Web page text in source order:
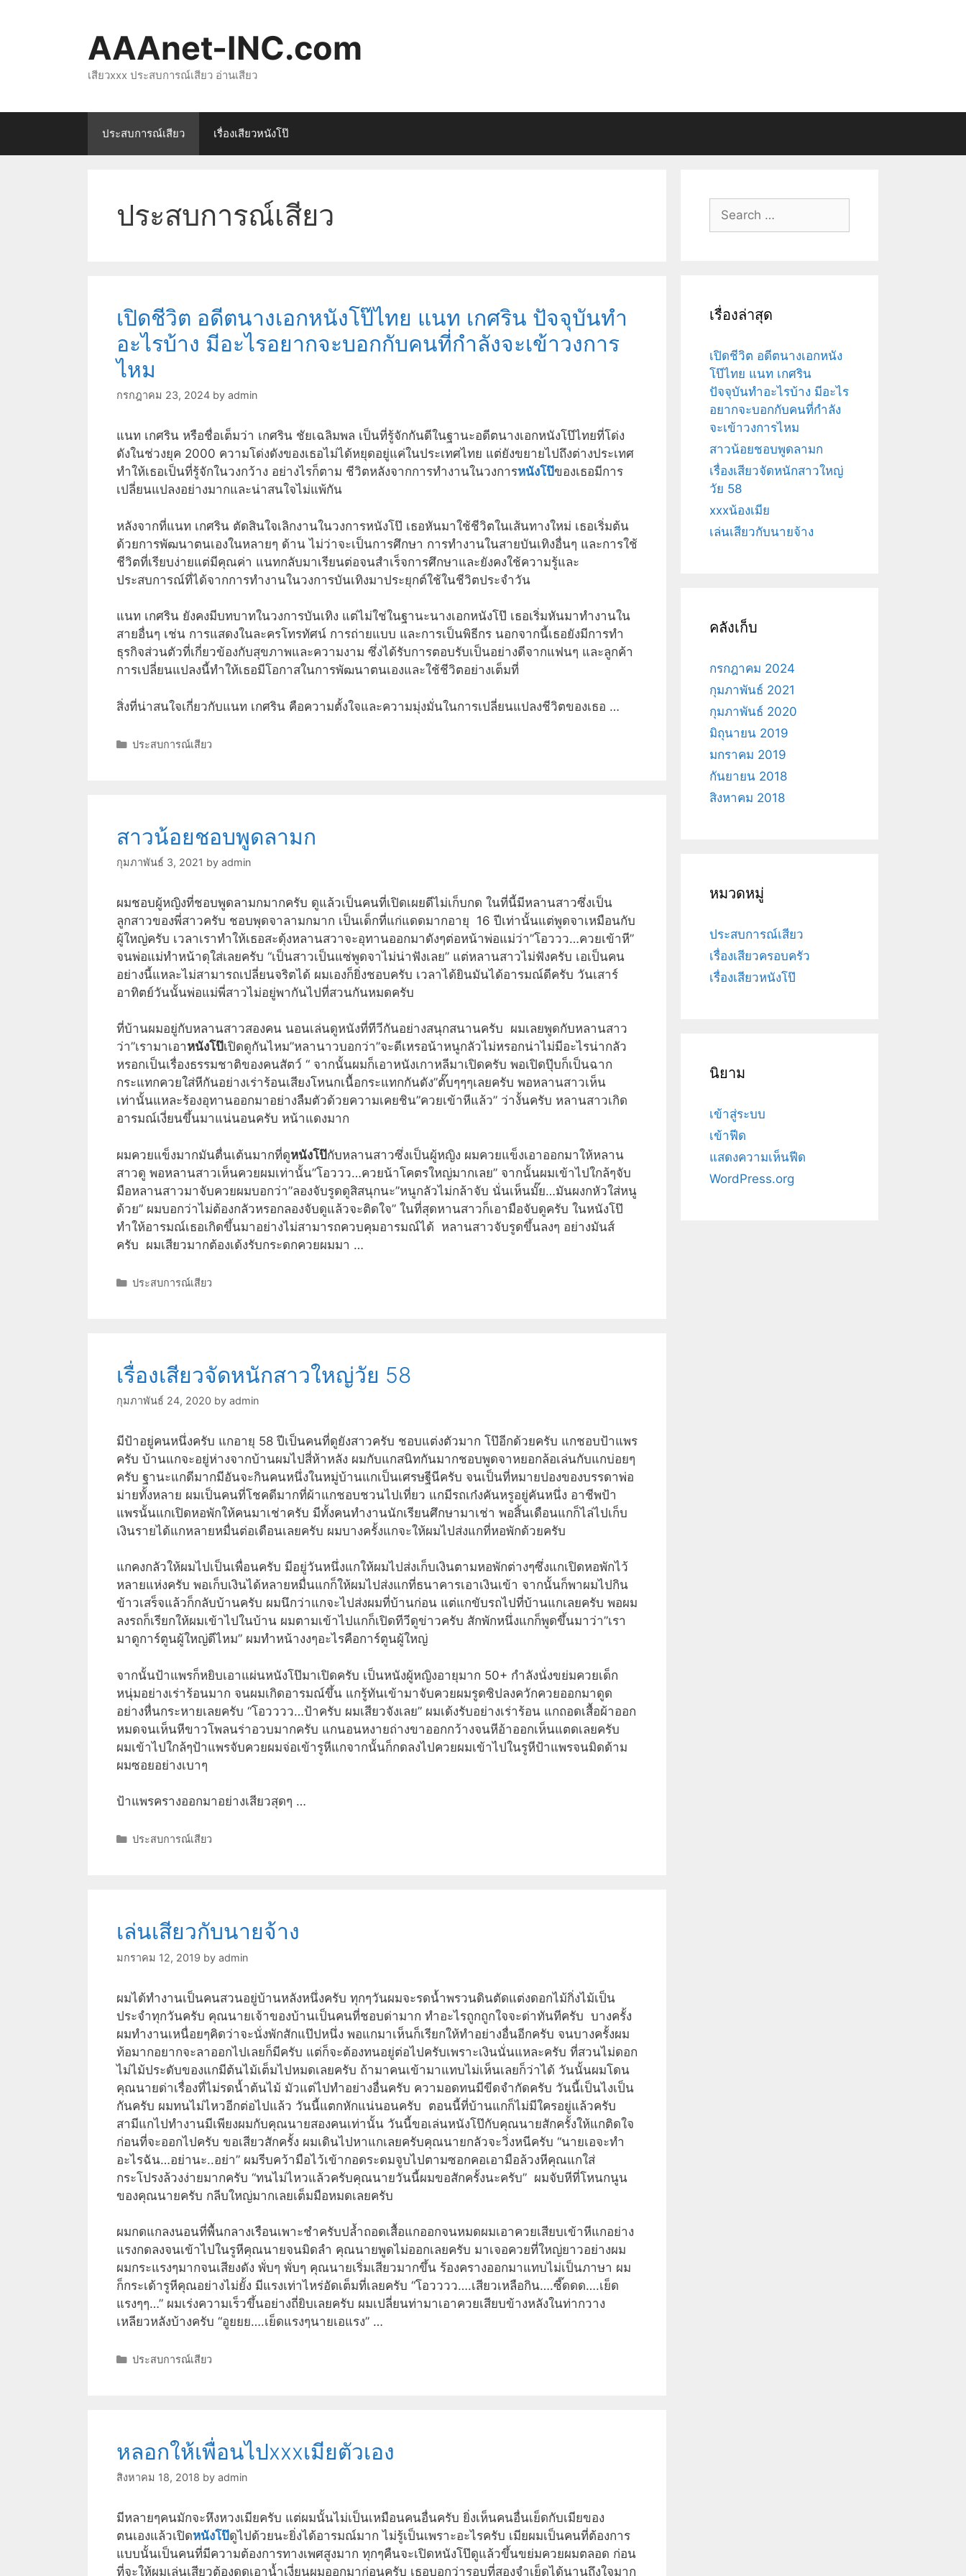
AAAnet-INC.com
เสียวxxx ประสบการณ์เสียว อ่านเสียว
ประสบการณ์เสียว เรื่องเสียวหนังโป๊
ประสบการณ์เสียว
เปิดชีวิต อดีตนางเอกหนังโป๊ไทย แนท เกศริน ปัจจุบันทำ
อะไรบ้าง มีอะไรอยากจะบอกกับคนที่กำลังจะเข้าวงการ
ไหม
กรกฎาคม 23, 2024 by admin
แนท เกศริน หรือชื่อเต็มว่า เกศริน ชัยเฉลิมพล เป็นที่รู้จักกันดีในฐานะอดีตนางเอกหนังโป๊ไทยที่โด่ง
ดังในช่วงยุค 2000 ความโด่งดังของเธอไม่ได้หยุดอยู่แค่ในประเทศไทย แต่ยังขยายไปถึงต่างประเทศ
ทำให้เธอเป็นที่รู้จักในวงกว้าง อย่างไรก็ตาม ชีวิตหลังจากการทำงานในวงการหนังโป๊ของเธอมีการ
เปลี่ยนแปลงอย่างมากและน่าสนใจไม่แพ้กัน
หลังจากที่แนท เกศริน ตัดสินใจเลิกงานในวงการหนังโป๊ เธอหันมาใช้ชีวิตในเส้นทางใหม่ เธอเริ่มต้น
ด้วยการพัฒนาตนเองในหลายๆ ด้าน ไม่ว่าจะเป็นการศึกษา การทำงานในสายบันเทิงอื่นๆ และการใช้
ชีวิตที่เรียบง่ายแต่มีคุณค่า แนทกลับมาเรียนต่อจนสำเร็จการศึกษาและยังคงใช้ความรู้และ
ประสบการณ์ที่ได้จากการทำงานในวงการบันเทิงมาประยุกต์ใช้ในชีวิตประจำวัน
แนท เกศริน ยังคงมีบทบาทในวงการบันเทิง แต่ไม่ใช่ในฐานะนางเอกหนังโป๊ เธอเริ่มหันมาทำงานใน
สายอื่นๆ เช่น การแสดงในละครโทรทัศน์ การถ่ายแบบ และการเป็นพิธีกร นอกจากนี้เธอยังมีการทำ
ธุรกิจส่วนตัวที่เกี่ยวข้องกับสุขภาพและความงาม ซึ่งได้รับการตอบรับเป็นอย่างดีจากแฟนๆ และลูกค้า
การเปลี่ยนแปลงนี้ทำให้เธอมีโอกาสในการพัฒนาตนเองและใช้ชีวิตอย่างเต็มที่
สิ่งที่น่าสนใจเกี่ยวกับแนท เกศริน คือความตั้งใจและความมุ่งมั่นในการเปลี่ยนแปลงชีวิตของเธอ …
Categories
ประสบการณ์เสียว
สาวน้อยชอบพูดลามก
กุมภาพันธ์ 3, 2021 by admin
ผมชอบผู้หญิงที่ชอบพูดลามกมากครับ ดูแล้วเป็นคนที่เปิดเผยดีไม่เก็บกด ในที่นี้มีหลานสาวซึ่งเป็น
ลูกสาวของพี่สาวครับ ชอบพุดจาลามกมาก เป็นเด็กที่แก่แดดมากอายุ 16 ปีเท่านั้นแต่พูดจาเหมือนกับ
ผู้ใหญ่ครับ เวลาเราทำให้เธอสะดุ้งหลานสวาจะอุทานออกมาดังๆต่อหน้าพ่อแม่ว่า”โอววว…ควยเข้าหี”
จนพ่อแม่ทำหน้าดุใส่เลยครับ “เป็นสาวเป็นแซ่พูดจาไม่น่าฟังเลย” แต่หลานสาวไม่ฟังครับ เอเป็นคน
อย่างนี้แหละไม่สามารถเปลี่ยนจริตได้ ผมเองก็ยิ่งชอบครับ เวลาได้ยินมันได้อารมณ์ดีครับ วันเสาร์
อาทิตย์วันนั้นพ่อแม่พี่สาวไม่อยู่พากันไปที่สวนกันหมดครับ
ที่บ้านผมอยู่กับหลานสาวสองคน นอนเล่นดูหนังที่ทีวีกันอย่างสนุกสนานครับ ผมเลยพูดกับหลานสาว
ว่า”เรามาเอาหนังโป๊เปิดดูกันไหม”หลานาวบอกว่า”จะดีเหรอน้าหนูกลัวไม่หรอกน่าไม่มีอะไรน่ากลัว
หรอกเป็นเรื่องธรรมชาติของคนสัตว์ “ จากนั้นผมก็เอาหนังเกาหลีมาเปิดครับ พอเปิดปุ๊บก็เป็นฉาก
กระแทกควยใส่หีกันอย่างเร่าร้อนเสียงโหนกเนื้อกระแทกกันดัง”ตั๊บๆๆๆเลยครับ พอหลานสาวเห็น
เท่านั้นแหละร้องอุทานออกมาอย่างลืมตัวด้วยความเคยชิน”ควยเข้าหีแล้ว” ว่างั้นครับ หลานสาวเกิด
อารมณ์เงี่ยนขึ้นมาแน่นอนครับ หน้าแดงมาก
ผมควยแข็งมากมันตื่นเต้นมากที่ดูหนังโป๊กับหลานสาวซึ่งเป็นผู้หญิง ผมควยแข็งเอาออกมาให้หลาน
สาวดู พอหลานสาวเห็นควยผมเท่านั้น”โอววว…ควยน้าโคตรใหญ่มากเลย” จากนั้นผมเข้าไปใกล้ๆจับ
มือหลานสาวมาจับควยผมบอกว่า”ลองจับรูดดูสิสนุกนะ”หนูกลัวไม่กล้าจับ นั่นเห็นมั๊ย…มันผงกหัวใส่หนู
ด้วย” ผมบอกว่าไม่ต้องกลัวหรอกลองจับดูแล้วจะติดใจ” ในที่สุดหานสาวก็เอามือจับดูครับ ในหนังโป๊
ทำให้อารมณ์เธอเกิดขึ้นมาอย่างไม่สามารถควบคุมอารมณ์ได้ หลานสาวจับรูดขึ้นลงๆ อย่างมันส์
ครับ ผมเสียวมากต้องเด้งรับกระดกควยผมมา …
Categories
ประสบการณ์เสียว
เรื่องเสียวจัดหนักสาวใหญ่วัย 58
กุมภาพันธ์ 24, 2020 by admin
มีป้าอยู่คนหนึ่งครับ แกอายุ 58 ปีเป็นคนที่ดูยังสาวครับ ชอบแต่งตัวมาก โป๊อีกด้วยครับ แกชอบป้าแพร
ครับ บ้านแกจะอยู่ห่างจากบ้านผมไปสี่ห้าหลัง ผมกับแกสนิทกันมากชอบพูดจาหยอกล้อเล่นกับแกบ่อยๆ
ครับ ฐานะแกดีมากมีอันจะกินคนหนึ่งในหมู่บ้านแกเป็นเศรษฐีนีครับ จนเป็นที่หมายปองของบรรดาพ่อ
ม่ายทั้งหลาย ผมเป็นคนที่โชคดีมากที่ผ้าแกชอบชวนไปเที่ยว แกมีรถเก๋งคันหรูอยู่คันหนึ่ง อาชีพป้า
แพรนั้นแกเปิดหอพักให้คนมาเช่าครับ มีทั้งคนทำงานนักเรียนศึกษามาเช่า พอสิ้นเดือนแกก็ไล่ไปเก็บ
เงินรายได้แกหลายหมื่นต่อเดือนเลยครับ ผมบางครั้งแกจะให้ผมไปส่งแกที่หอพักด้วยครับ
แกคงกลัวให้ผมไปเป็นเพื่อนครับ มีอยู่วันหนึ่งแกให้ผมไปส่งเก็บเงินตามหอพักต่างๆซึ่งแกเปิดหอพักไว้
หลายแห่งครับ พอเก็บเงินได้หลายหมื่นแกก็ให้ผมไปส่งแกที่ธนาคารเอาเงินเข้า จากนั้นก็พาผมไปกิน
ข้าวเสร็จแล้วก็กลับบ้านครับ ผมนึกว่าแกจะไปส่งผมที่บ้านก่อน แต่แกขับรถไปที่บ้านแกเลยครับ พอผม
ลงรถก็เรียกให้ผมเข้าไปในบ้าน ผมตามเข้าไปแกก็เปิดทีวีดูข่าวครับ สักพักหนึ่งแกก็พูดขึ้นมาว่า”เรา
มาดูการ์ตูนผู้ใหญ่ดีไหม” ผมทำหน้างงๆอะไรคือการ์ตูนผู้ใหญ่
จากนั้นป้าแพรก็หยิบเอาแผ่นหนังโป๊มาเปิดครับ เป็นหนังผู้หญิงอายุมาก 50+ กำลังนั่งขย่มควยเด็ก
หนุ่มอย่างเร่าร้อนมาก จนผมเกิดอารมณ์ขึ้น แกรู้ทันเข้ามาจับควยผมรูดซิปลงควักควยออกมาดูด
อย่างหื่นกระหายเลยครับ “โอวววว…ป้าครับ ผมเสียวจังเลย” ผมเด้งรับอย่างเร่าร้อน แกถอดเสื้อผ้าออก
หมดจนเห็นหีขาวโพลนร่าอวบมากครับ แกนอนหงายถ่างขาออกกว้างจนหีอ้าออกเห็นแตดเลยครับ
ผมเข้าไปใกล้ๆป้าแพรจับควยผมจ่อเข้ารูหีแกจากนั้นก็กดลงไปควยผมเข้าไปในรูหีป้าแพรจนมิดด้าม
ผมซอยอย่างเบาๆ
ป้าแพรครางออกมาอย่างเสียวสุดๆ …
Categories
ประสบการณ์เสียว
เล่นเสียวกับนายจ้าง
มกราคม 12, 2019 by admin
ผมได้ทำงานเป็นคนสวนอยู่บ้านหลังหนึ่งครับ ทุกๆวันผมจะรดน้ำพรวนดินตัดแต่งดอกไม้กิ่งไม้เป็น
ประจำทุกวันครับ คุณนายเจ้าของบ้านเป็นคนที่ชอบด่ามาก ทำอะไรถูกถูกใจจะด่าทันทีครับ บางครั้ง
ผมทำงานเหนื่อยๆคิดว่าจะนั่งพักสักแป๊ปหนึ่ง พอแกมาเห็นก็เรียกให้ทำอย่างอื่นอีกครับ จนบางครั้งผม
ท้อมากอยากจะลาออกไปเลยก็มีครับ แต่ก็จะต้องทนอยู่ต่อไปครับเพราะเงินนั่นแหละครับ ที่สวนไม่ดอก
ไม่ไม้ประดับของแกมีต้นไม้เต็มไปหมดเลยครับ ถ้ามาคนเข้ามาแทบไม่เห็นเลยก็ว่าได้ วันนั้นผมโดน
คุณนายด่าเรื่องที่ไม่รดน้ำต้นไม้ มัวแต่ไปทำอย่างอื่นครับ ความอดทนมีขีดจำกัดครับ วันนี้เป็นไงเป็น
กันครับ ผมทนไม่ไหวอีกต่อไปแล้ว วันนี้แตกหักแน่นอนครับ ตอนนี้ที่บ้านแกก็ไม่มีใครอยู่แล้วครับ
สามีแกไปทำงานมีเพียงผมกับคุณนายสองคนเท่านั้น วันนี้ขอเล่นหนังโป๊กับคุณนายสักครั้งให้แกติดใจ
ก่อนที่จะออกไปครับ ขอเสียวสักครั้ง ผมเดินไปหาแกเลยครับคุณนายกลัวจะวิ่งหนีครับ “นายเอจะทำ
อะไรฉัน…อย่านะ..อย่า” ผมรีบคว้ามือไว้เข้ากอดระดมจูบไปตามซอกคอเอามือล้วงหีคุณแกใส่
กระโปรงล้วงง่ายมากครับ “ทนไม่ไหวแล้วครับคุณนายวันนี้ผมขอสักครั้งนะครับ” ผมจับหีที่โหนกนูน
ของคุณนายครับ กลีบใหญ่มากเลยเต็มมือหมดเลยครับ
ผมกดแกลงนอนที่พื้นกลางเรือนเพาะชำครับปล้ำถอดเสื้อแกออกจนหมดผมเอาควยเสียบเข้าหีแกอย่าง
แรงกดลงจนเข้าไปในรูหีคุณนายจนมิดลำ คุณนายพูดไม่ออกเลยครับ มาเจอควยที่ใหญ่ยาวอย่างผม
ผมกระแรงๆมากจนเสียงดัง พั่บๆ พั่บๆ คุณนายเริ่มเสียวมากขึ้น ร้องครางออกมาแทบไม่เป็นภาษา ผม
ก็กระเด้ารูหีคุณอย่างไม่ยั้ง มีแรงเท่าไหร่อัดเต็มที่เลยครับ “โอวววว….เสียวเหลือกิน….ซี๊ดดด….เย็ด
แรงๆๆ…” ผมเร่งความเร็วขึ้นอย่างถี่ยิบเลยครับ ผมเปลี่ยนท่ามาเอาควยเสียบข้างหลังในท่ากวาง
เหลียวหลังบ้างครับ “อูยยย….เย็ดแรงๆนายเอแรง” …
Categories
ประสบการณ์เสียว
หลอกให้เพื่อนไปxxxเมียตัวเอง
สิงหาคม 18, 2018 by admin
มีหลายๆคนมักจะหึงหวงเมียครับ แต่ผมนั้นไม่เป็นเหมือนคนอื่นครับ ยิ่งเห็นคนอื่นเย็ดกับเมียของ
ตนเองแล้วเปิดหนังโป๊ดูไปด้วยนะยิ่งได้อารมณ์มาก ไม่รู้เป็นเพราะอะไรครับ เมียผมเป็นคนที่ต้องการ
แบบนั้นเป็นคนที่มีความต้องการทางเพศสูงมาก ทุกๆคืนจะเปิดหนังโป๊ดูแล้วขึ้นขย่มควยผมตลอด ก่อน
ที่จะให้ผมเล่นเสียวต้องดูดเอาน้ำเงี่ยนผมออกมาก่อนครับ เธอบอกว่ารอบที่สองจำเย็ดได้นานถึงใจมาก
Search
for:
เรื่องล่าสุด
เปิดชีวิต อดีตนางเอกหนัง
โป๊ไทย แนท เกศริน
ปัจจุบันทำอะไรบ้าง มีอะไร
อยากจะบอกกับคนที่กำลัง
จะเข้าวงการไหม
สาวน้อยชอบพูดลามก
เรื่องเสียวจัดหนักสาวใหญ่
วัย 58
xxxน้องเมีย
เล่นเสียวกับนายจ้าง
คลังเก็บ
กรกฎาคม 2024
กุมภาพันธ์ 2021
กุมภาพันธ์ 2020
มิถุนายน 2019
มกราคม 2019
กันยายน 2018
สิงหาคม 2018
หมวดหมู่
ประสบการณ์เสียว
เรื่องเสียวครอบครัว
เรื่องเสียวหนังโป๊
นิยาม
เข้าสู่ระบบ
เข้าฟีด
แสดงความเห็นฟีด
WordPress.org